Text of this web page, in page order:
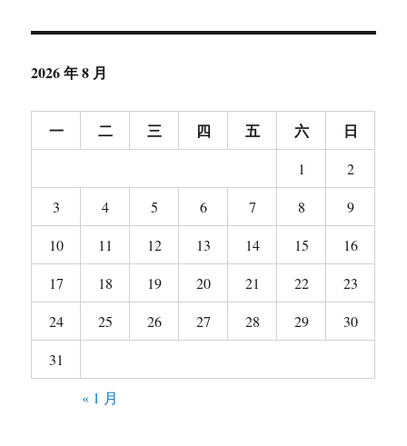
2026 年 8 月
一 二 三 四 五 六 日
1
2
3
4 5 6 7 8
9
10
11 12 13 14 15
16
17
18 19 20 21 22
23
24
25 26 27 28 29
30
31
« 1 月